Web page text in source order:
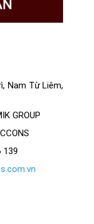
Nam Từ Liêm,
GROUP
139